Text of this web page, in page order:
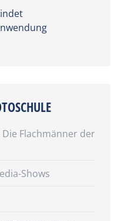
Flachmänner der
Shows